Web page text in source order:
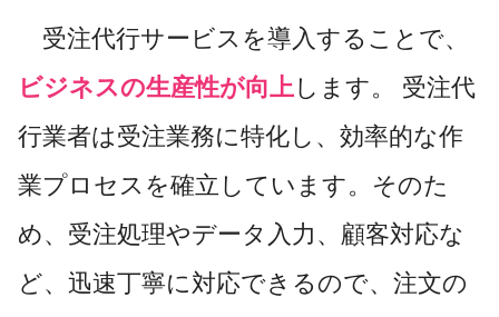
受注代行サービスを導入することで、
ビジネスの生産性が向上します。 受注代
行業者は受注業務に特化し、効率的な作
業プロセスを確立しています。そのた
め、受注処理やデータ入力、顧客対応な
ど、迅速丁寧に対応できるので、注文の